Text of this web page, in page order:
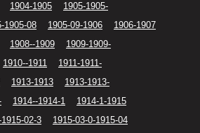
1904-1905
1905-1905-
1905-08 1905-09-1906
1906-1907
1908--1909
1909-1909-
1910--1911
1911-1911-
1913-1913
1913-1913-
1914--1914-1
1914-1-1915
02-3
1915-03-0-1915-04